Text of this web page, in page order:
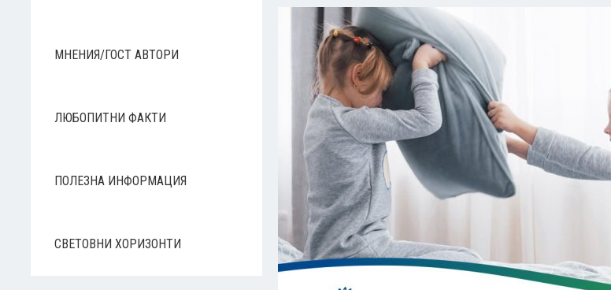
МНЕНИЯ/ГОСТ АВТОРИ
ЛЮБОПИТНИ ФАКТИ
ПОЛЕЗНА ИНФОРМАЦИЯ
СВЕТОВНИ ХОРИЗОНТИ